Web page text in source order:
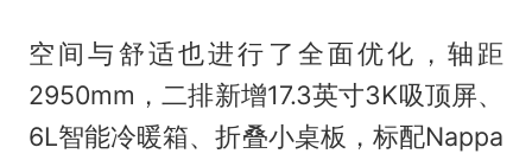
空间与舒适也进行了全面优化，轴距
2950mm，二排新增17.3英寸3K吸顶屏、
6L智能冷暖箱、折叠小桌板，标配Nappa